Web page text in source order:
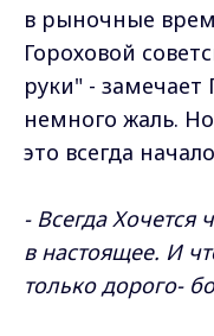
в рыночные
Гороховой
руки" - замечает
немного жаль.
это всегда
- Всегда Хочется
в настоящее. И
только дорого-